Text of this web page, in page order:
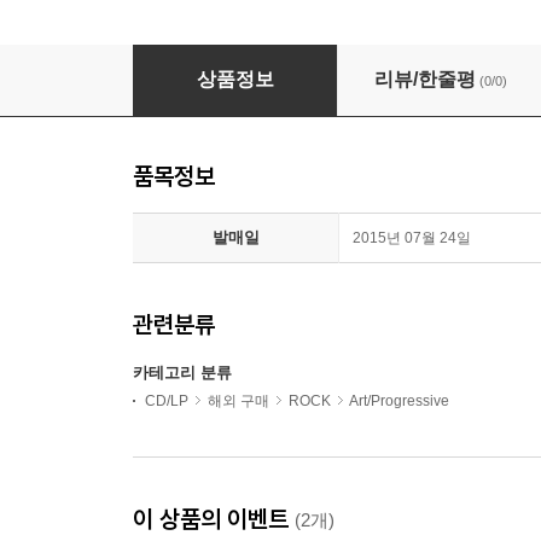
Rush - Moving Pictures (Ltd.
상품정보 리뷰/한줄평 (0/0)
품목정보
발매일 2015년 07월 24일
관련분류
카테고리 분류
CD/LP 해외 구매 ROCK Art/Progressive
이 상품의 이벤트 (2개)